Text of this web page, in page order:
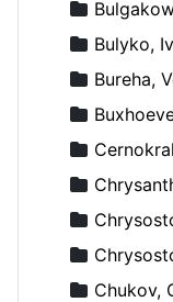
Bulyko,
Bureha,
Chukov,